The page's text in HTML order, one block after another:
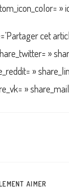
»
cet
»
»
»
AIMER